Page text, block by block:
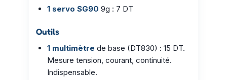
1 servo SG90 9g : 7 DT
Outils
1 multimètre de base (DT830) : 15 DT.
Mesure tension, courant, continuité.
Indispensable.